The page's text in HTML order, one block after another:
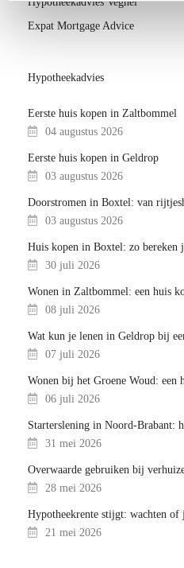
Expat Mortgage Advice
Hypotheekadvies
Eerste huis kopen in Zaltbommel
04 augustus 2026
Eerste huis kopen in Geldrop
03 augustus 2026
Doorstromen in Boxtel: van
03 augustus 2026
Huis kopen in Boxtel: zo bereken
30 juli 2026
Wonen in Zaltbommel: een huis
08 juli 2026
Wat kun je lenen in Geldrop bij
07 juli 2026
Wonen bij het Groene Woud: een
06 juli 2026
Starterslening in Noord-Brabant:
31 mei 2026
Overwaarde gebruiken bij
28 mei 2026
Hypotheekrente stijgt: wachten of
21 mei 2026